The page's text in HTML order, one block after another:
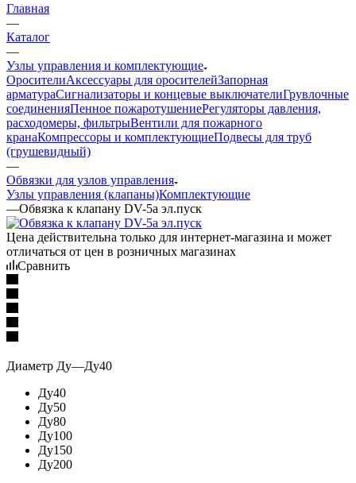
Главная
—
Каталог
—
Узлы управления и комплектующие
ОросителиАксессуары для оросителейЗапорная
арматураСигнализаторы и концевые выключателиГрувлочные
соединенияПенное пожаротушениеРегуляторы давления,
расходомеры, фильтрыВентили для пожарного
кранаКомпрессоры и комплектующиеПодвесы для труб
(грушевидный)
—
Обвязки для узлов управления
Узлы управления (клапаны)Комплектующие
—Обвязка к клапану DV-5a эл.пуск
Цена действительна только для интернет-магазина и может
отличаться от цен в розничных магазинах
Сравнить
Диаметр Ду—Ду40
Ду40
Ду50
Ду80
Ду100
Ду150
Ду200